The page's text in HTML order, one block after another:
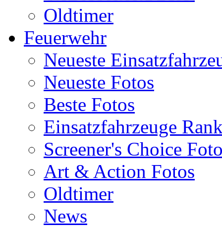
Oldtimer
Feuerwehr
Neueste
Neueste Fotos
Beste Fotos
Einsatzfahrzeuge
Screener's Choice
Art & Action Fotos
Oldtimer
News